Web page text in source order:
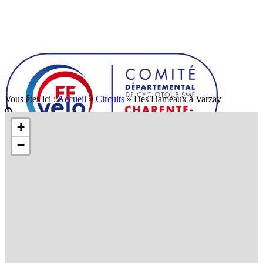
Vous êtes ici :Accueil » Circuits»Des Hameaux à Varzay
+
−